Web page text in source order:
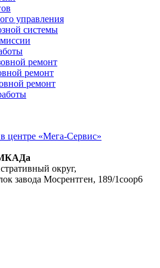
управления
системы
ремонт
ремонт
ремонт
МКАДа
округ,
завода Мосрентген, 189/1соор6